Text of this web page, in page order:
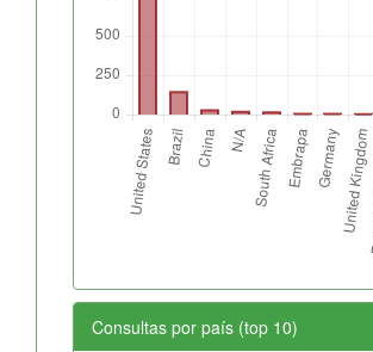
Consultas por país (top 10)